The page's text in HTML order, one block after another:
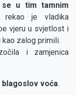
u tim tamnim
je vladika
vjeru u svjetlost i
zalog primili.
i zamjenica
blagoslov voća.